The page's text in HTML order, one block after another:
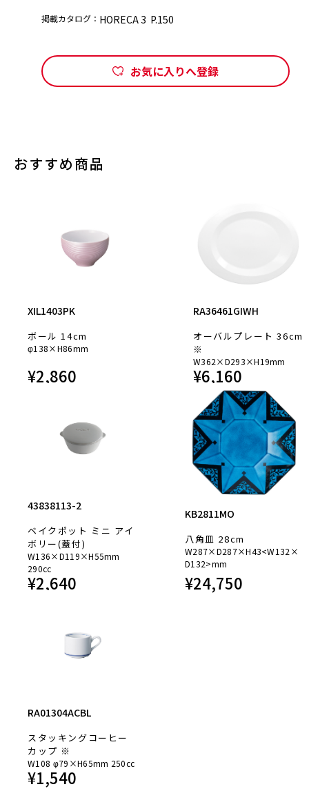
掲載カタログ： HORECA 3 P.150
お気に入りへ登録
おすすめ商品
XIL1403PK
ボール 14cm
φ138×H86mm
¥2,860
RA36461GIWH
オーバルプレート 36cm
※
W362×D293×H19mm
¥6,160
43838113-2
ベイクポット ミニ アイ
ボリー(蓋付)
W136×D119×H55mm
290cc
¥2,640
KB2811MO
八角皿 28cm
W287×D287×H43<W132×
D132>mm
¥24,750
RA01304ACBL
スタッキングコーヒー
カップ ※
W108 φ79×H65mm 250cc
¥1,540